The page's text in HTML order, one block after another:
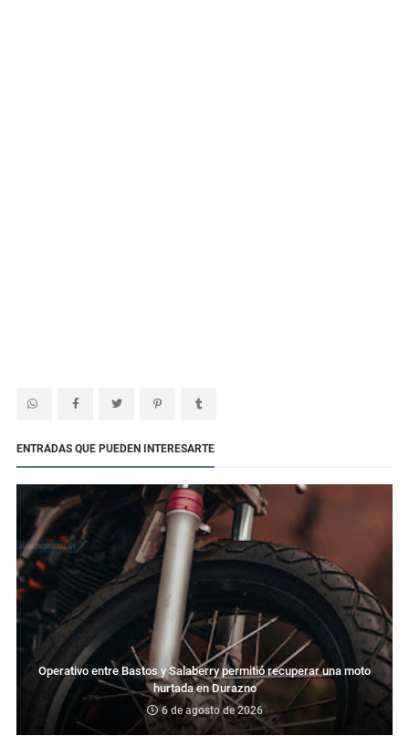
ENTRADAS QUE PUEDEN INTERESARTE
Operativo entre Bastos y Salaberry permitió recuperar una moto
hurtada en Durazno
6 de agosto de 2026